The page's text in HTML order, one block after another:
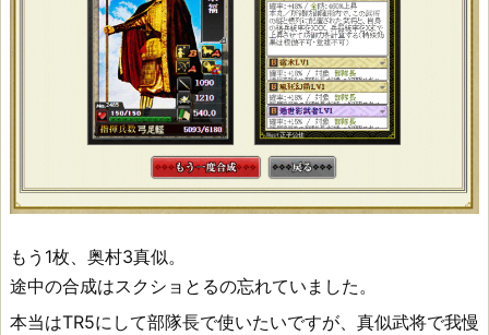
もう1枚、奥村3真似。
途中の合成はスクショとるの忘れていました。
本当はTR5にして部隊長で使いたいですが、真似武将で我慢